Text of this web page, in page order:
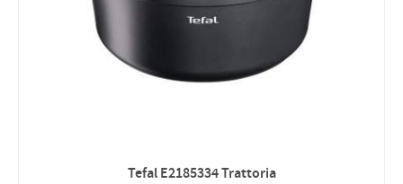
Tefal E2185334 Trattoria